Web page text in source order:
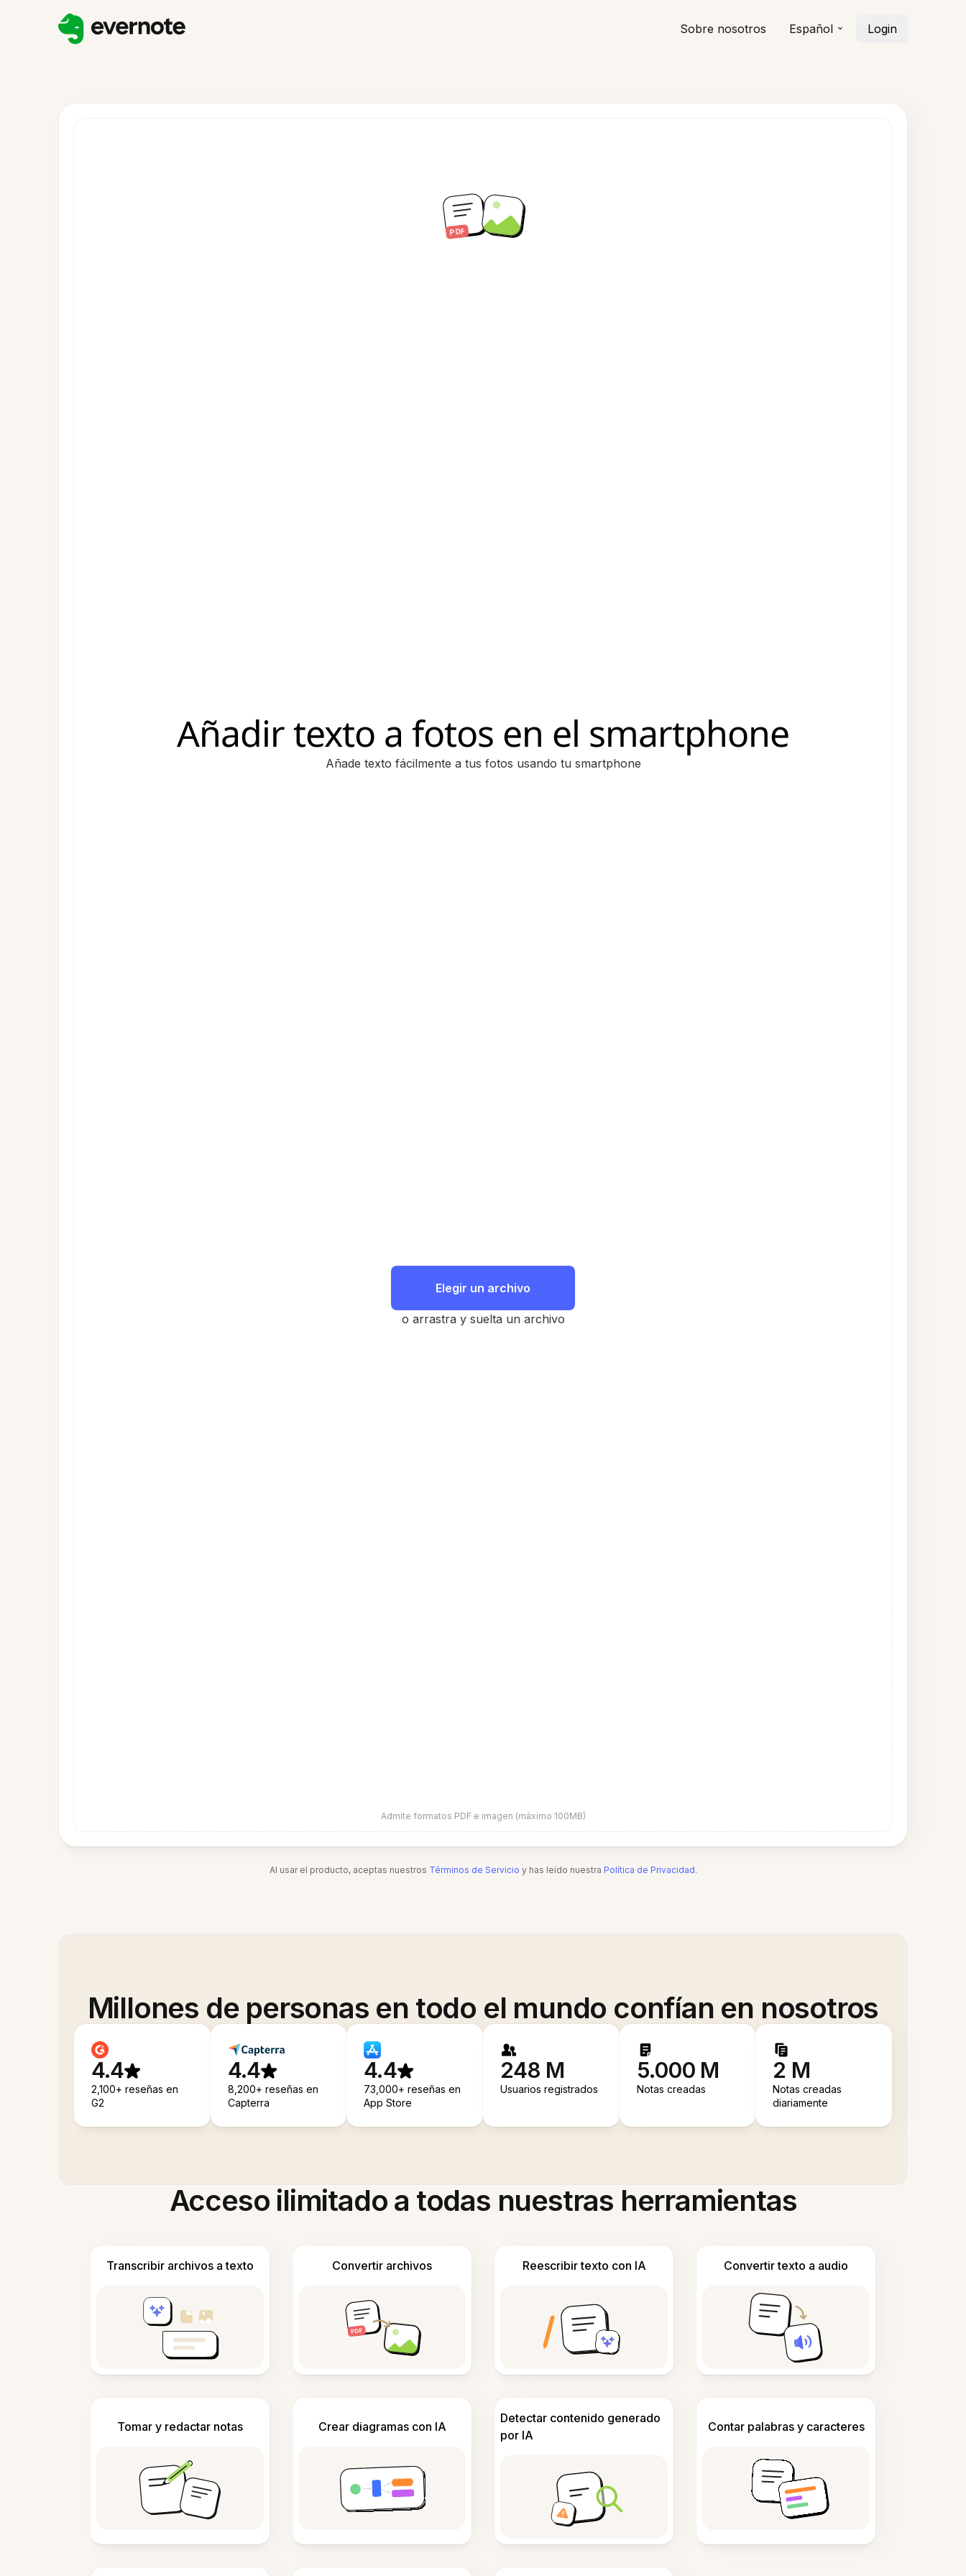
Sobre nosotros Español Login
Añadir texto a fotos en el smartphone
Añade texto fácilmente a tus fotos usando tu smartphone
Elegir un archivo
o arrastra y suelta un archivo
Admite formatos PDF e imagen (máximo 100MB)
Al usar el producto, aceptas nuestros Términos de Servicio y has leído nuestra Política de Privacidad.
Millones de personas en todo el mundo confían en nosotros
4.4
2,100+ reseñas en
G2
4.4
8,200+ reseñas en
Capterra
4.4
73,000+ reseñas en
App Store
248 M
Usuarios registrados
5.000 M
Notas creadas
2 M
Notas creadas
diariamente
Acceso ilimitado a todas nuestras herramientas
Transcribir archivos a texto Convertir archivos Reescribir texto con IA Convertir texto a audio
Tomar y redactar notas Crear diagramas con IA
Detectar contenido generado
por IA
Contar palabras y caracteres